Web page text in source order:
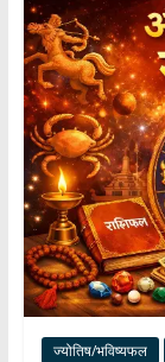
हर
खबर
।
सच्ची
खबर
।
सबकी
खबर
ज्योतिष/भविष्यफल